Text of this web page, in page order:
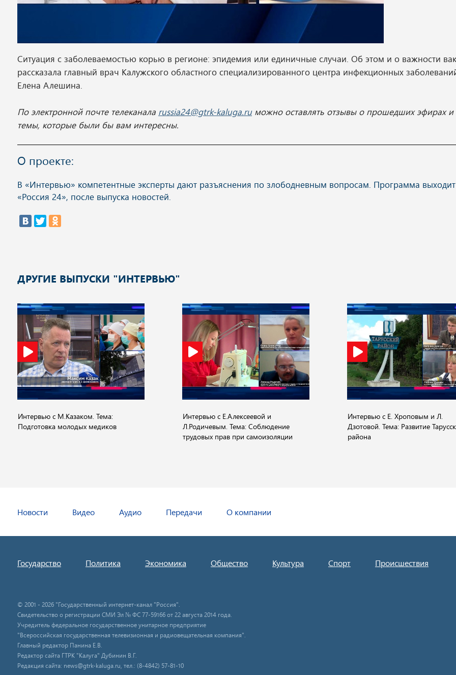
Ситуация с заболеваемостью корью в регионе: эпидемия или единичные случаи. Об этом и о важности
рассказала главный врач Калужского областного специализированного центра инфекционных
Елена Алешина.
По электронной почте телеканала russia24@gtrk-kaluga.ruможно оставлять отзывы о прошедших эфирах и
темы, которые были бы вам интересны.
О проекте:
В «Интервью» компетентные эксперты дают разъяснения по злободневным вопросам. Программа
«Россия 24», после выпуска новостей.
ДРУГИЕ ВЫПУСКИ "ИНТЕРВЬЮ"
Интервью с М.Казаком. Тема:
Подготовка молодых медиков
Интервью с Е.Алексеевой и
Л.Родичевым. Тема: Соблюдение
трудовых прав при самоизоляции
Интервью с Е. Хроповым и Л.
Дзотовой. Тема: Развитие
района
Новости Видео Аудио Передачи О компании
Государство Политика Экономика Общество Культура Спорт Происшествия
© 2001 - 2026 "Государственный интернет-канал "Россия".
Свидетельство о регистрации СМИ Эл № ФС 77-59166 от 22 августа 2014 года.
Учредитель федеральное государственное унитарное предприятие
"Всероссийская государственная телевизионная и радиовещательная компания".
Главный редактор Панина Е.В.
Редактор сайта ГТРК "Калуга" Дубинин В.Г.
Редакция сайта: news@gtrk-kaluga.ru, тел.: (8-4842) 57-81-10